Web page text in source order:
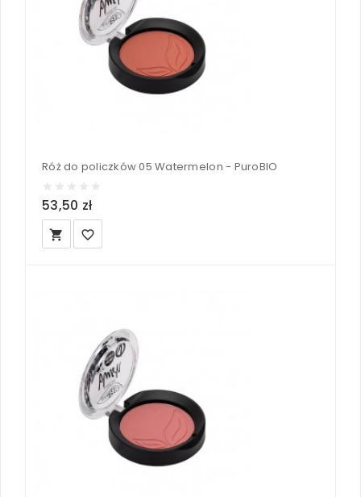
Róż do policzków 05 Watermelon - PuroBIO
53,50 zł
local_grocery_store favorite_border